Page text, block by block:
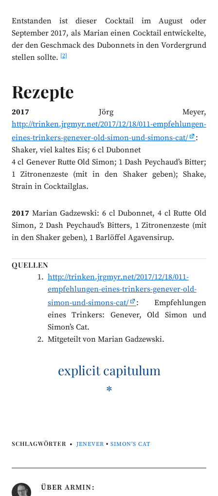
Entstanden ist dieser Cocktail im August oder
September 2017, als Marian einen Cocktail entwickelte,
der den Geschmack des Dubonnets in den Vordergrund
stellen sollte.[2]
Rezepte
2017 Jörg Meyer,
http://trinken.jrgmyr.net/2017/12/18/011-empfehlungen-
eines-trinkers-genever-old-simon-und-simons-cat/
:
Shaker, viel kaltes Eis; 6 cl Dubonnet
4 cl Genever Rutte Old Simon; 1 Dash Peychaud’s Bitter;
1 Zitronenzeste (mit in den Shaker geben); Shake,
Strain in Cocktailglas.
2017 Marian Gadzewski: 6 cl Dubonnet, 4 cl Rutte Old
Simon, 2 Dash Peychaud’s Bitters, 1 Zitronenzeste (mit
in den Shaker geben), 1 Barlöffel Agavensirup.
QUELLEN
http://trinken.jrgmyr.net/2017/12/18/011-
empfehlungen-eines-trinkers-genever-old-
simon-und-simons-cat/
: Empfehlungen
eines Trinkers: Genever, Old Simon und
Simon’s Cat.
Mitgeteilt von Marian Gadzewski.
explicit capitulum
*
SCHLAGWÖRTER JENEVER • SIMON'S CAT
ÜBER ARMIN